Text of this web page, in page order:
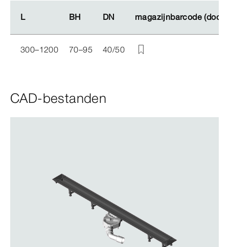
L BH DN magazijnbarcode
L BH DN magazijnbarcode
300–1200 70–95 40/50
CAD-bestanden